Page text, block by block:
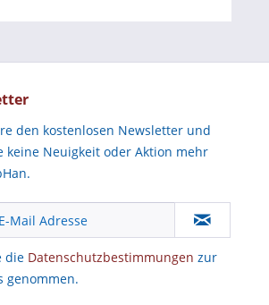
den kostenlosen Newsletter und
keine Neuigkeit oder Aktion mehr
die Datenschutzbestimmungen zur
genommen.